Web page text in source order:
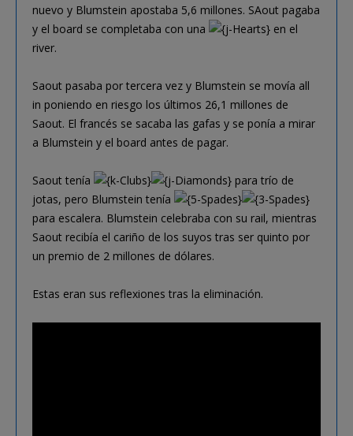
nuevo y Blumstein apostaba 5,6 millones. SAout pagaba
y el board se completaba con una
en el
river.
Saout pasaba por tercera vez y Blumstein se movía all
in poniendo en riesgo los últimos 26,1 millones de
Saout. El francés se sacaba las gafas y se ponía a mirar
a Blumstein y el board antes de pagar.
Saout tenía
para trío de
jotas, pero Blumstein tenía
para escalera. Blumstein celebraba con su rail, mientras
Saout recibía el cariño de los suyos tras ser quinto por
un premio de 2 millones de dólares.
Estas eran sus reflexiones tras la eliminación.